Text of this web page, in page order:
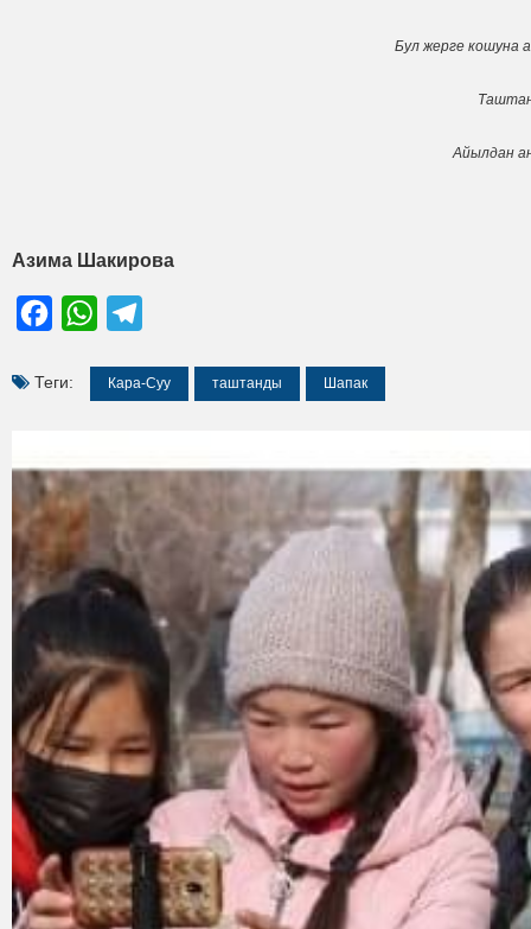
Бул жерге кошуна
Айылдан
Азима Шакирова
FacebookWhatsApp
Теги: Кара-Суу таштанды Шапак